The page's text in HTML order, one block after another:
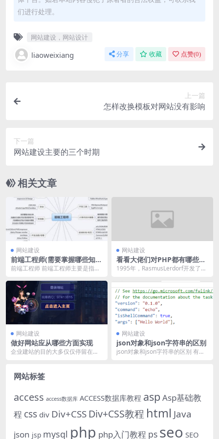
们进行处理。
网站建设，网站设计
liaoweixiang 分享 收藏 点赞(0)
上一篇
怎样改换模板对网站没有影响
下一篇
网站建设主要的三个时期
相关文章
网站建设
前端工程师(需要掌握哪些知
识)
前端工程师 前端工程师主要是指完
向于全栈，不光是前...
网站建设
看看大佬们对PHP都有哪些评
价
1995年，RasmusLerdorf开发了P
网站建设
做好网站应从哪些方面实现
企业建站的目的大多仅仅停留在展
网站建设
json对象和json字符串的区别
json对象和json字符串的区别 有时
网站标签
access access数据库 ACCESS数据库教程 asp Asp基础教
程 css div Div+CSS Div+CSS教程 html Java
json jsp mysql php php入门教程 ps seo SEO